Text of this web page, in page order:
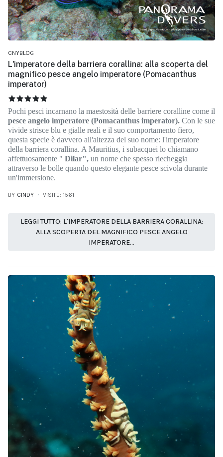
CNYBLOG
L'imperatore della barriera corallina: alla scoperta del
magnifico pesce angelo imperatore (Pomacanthus
imperator)
VALUTAZIONE ATTUALE:
Pochi pesci incarnano la maestosità delle barriere coralline come il
pesce angelo imperatore (Pomacanthus imperator). Con le sue
vivide strisce blu e gialle reali e il suo comportamento fiero,
questa specie è davvero all'altezza del suo nome: l'imperatore
della barriera corallina. A Mauritius, i subacquei lo chiamano
affettuosamente " Dilar", un nome che spesso riecheggia
attraverso le bolle quando questo elegante pesce scivola durante
un'immersione.
BY CINDY VISITE: 1561
LEGGI TUTTO: L'IMPERATORE DELLA BARRIERA CORALLINA:
ALLA SCOPERTA DEL MAGNIFICO PESCE ANGELO
IMPERATORE...